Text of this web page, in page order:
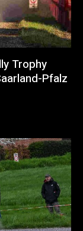
Trophy
Pfalz